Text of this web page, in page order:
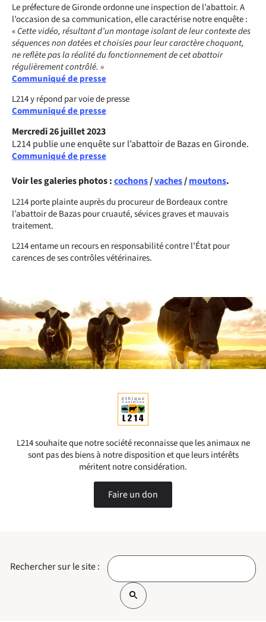
Le préfecture de Gironde ordonne une inspection de l’abattoir. A
l’occasion de sa communication, elle caractérise notre enquête :
«Cette vidéo, résultant d’un montage isolant de leur contexte des
séquences non datées et choisies pour leur caractère choquant,
ne reflète pas la réalité du fonctionnement de cet abattoir
régulièrement contrôlé. »
Communiqué de presse
L214 y répond par voie de presse
Communiqué de presse
Mercredi 26 juillet 2023
L214 publie une enquête sur l’abattoir de Bazas en Gironde.
Communiqué de presse
Voir les galeries photos :cochons/vaches/moutons.
L214 porte plainte auprès du procureur de Bordeaux contre
l’abattoir de Bazas pour cruauté, sévices graves et mauvais
traitement.
L214 entame un recours en responsabilité contre l’État pour
carences de ses contrôles vétérinaires.
L214 souhaite que notre société reconnaisse que les animaux ne
sont pas des biens à notre disposition et que leurs intérêts
méritent notre considération.
Faire un don
Rechercher sur le site :